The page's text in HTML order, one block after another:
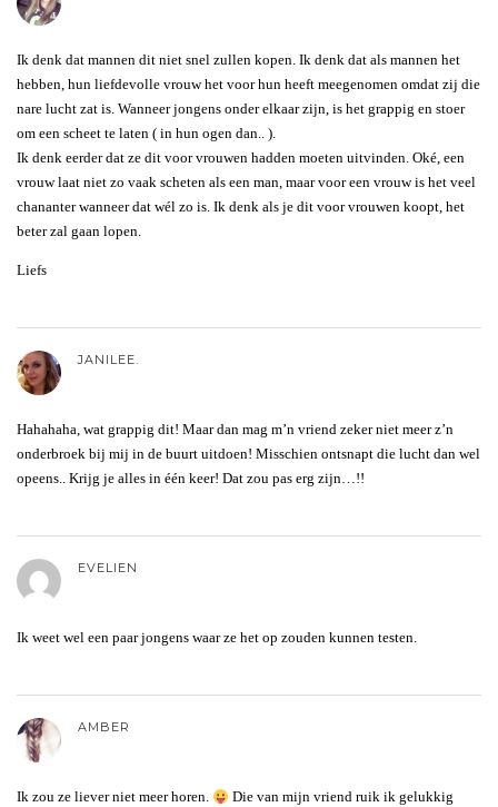
Ik denk dat mannen dit niet snel zullen kopen. Ik denk dat als mannen het
hebben, hun liefdevolle vrouw het voor hun heeft meegenomen omdat zij die
nare lucht zat is. Wanneer jongens onder elkaar zijn, is het grappig en stoer
om een scheet te laten ( in hun ogen dan.. ).
Ik denk eerder dat ze dit voor vrouwen hadden moeten uitvinden. Oké, een
vrouw laat niet zo vaak scheten als een man, maar voor een vrouw is het veel
chananter wanneer dat wél zo is. Ik denk als je dit voor vrouwen koopt, het
beter zal gaan lopen.
Liefs
JANILEE.
Hahahaha, wat grappig dit! Maar dan mag m’n vriend zeker niet meer z’n
onderbroek bij mij in de buurt uitdoen! Misschien ontsnapt die lucht dan wel
opeens.. Krijg je alles in één keer! Dat zou pas erg zijn…!!
EVELIEN
Ik weet wel een paar jongens waar ze het op zouden kunnen testen.
AMBER
Ik zou ze liever niet meer horen.
Die van mijn vriend ruik ik gelukkig